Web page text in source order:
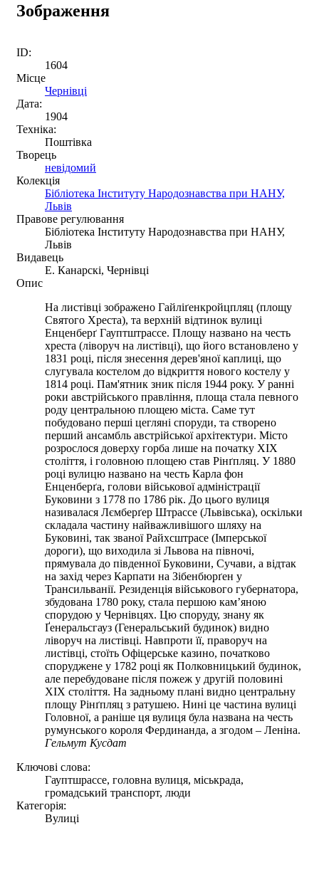
Зображення
ID:
1604
Місце
Чернівці
Дата:
1904
Техніка:
Поштівка
Творець
невідомий
Колекція
Бібліотека Інституту Народознавства при НАНУ,
Львів
Правове регулювання
Бібліотека Інституту Народознавства при НАНУ,
Львів
Видавець
Е. Канарскі, Чернівці
Опис
На листівці зображено Гайліґенкройцпляц (площу
Святого Хреста), та верхній відтинок вулиці
Енценберґ Гауптштрассе. Площу названо на честь
хреста (ліворуч на листівці), що його встановлено у
1831 році, після знесення дерев'яної каплиці, що
слугувала костелом до відкриття нового костелу у
1814 році. Пам'ятник зник після 1944 року. У ранні
роки австрійського правління, площа стала певного
роду центральною площею міста. Саме тут
побудовано перші цегляні споруди, та створено
перший ансамбль австрійської архітектури. Місто
розрослося доверху горба лише на початку XIX
століття, і головною площею став Рінґпляц. У 1880
році вулицю названо на честь Карла фон
Енценберґа, голови військової адміністрації
Буковини з 1778 по 1786 рік. До цього вулиця
називалася Лємберґер Штрассе (Львівська), оскільки
складала частину найважливішого шляху на
Буковині, так званої Райхсштрасе (Імперської
дороги), що виходила зі Львова на півночі,
прямувала до південної Буковини, Сучави, а відтак
на захід через Карпати на Зібенбюрґен у
Трансильванії. Резиденція військового губернатора,
збудована 1780 року, стала першою кам’яною
спорудою у Чернівцях. Цю споруду, знану як
Ґенеральсгауз (Генеральський будинок) видно
ліворуч на листівці. Навпроти її, праворуч на
листівці, стоїть Офіцерське казино, початково
споруджене у 1782 році як Полковницький будинок,
але перебудоване після пожеж у другій половині
XIX століття. На задньому плані видно центральну
площу Рінґпляц з ратушею. Нині це частина вулиці
Головної, а раніше ця вулиця була названа на честь
румунського короля Фердинанда, а згодом – Леніна.
Гельмут Кусдат
Ключові слова:
Гауптшрассе, головна вулиця, міськрада,
громадський транспорт, люди
Категорія:
Вулиці